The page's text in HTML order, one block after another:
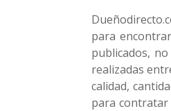
para
publicados,
realizadas
calidad,
para contratar